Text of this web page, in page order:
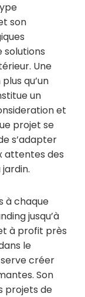
son
Une
qu’un
un
et
projet se
s’adapter
attentes des
à chaque
jusqu’à
à profit près
le
créer
Son
projets de